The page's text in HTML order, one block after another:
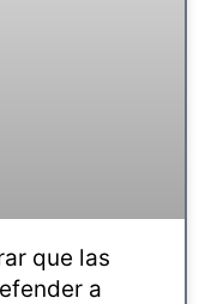
que las
a